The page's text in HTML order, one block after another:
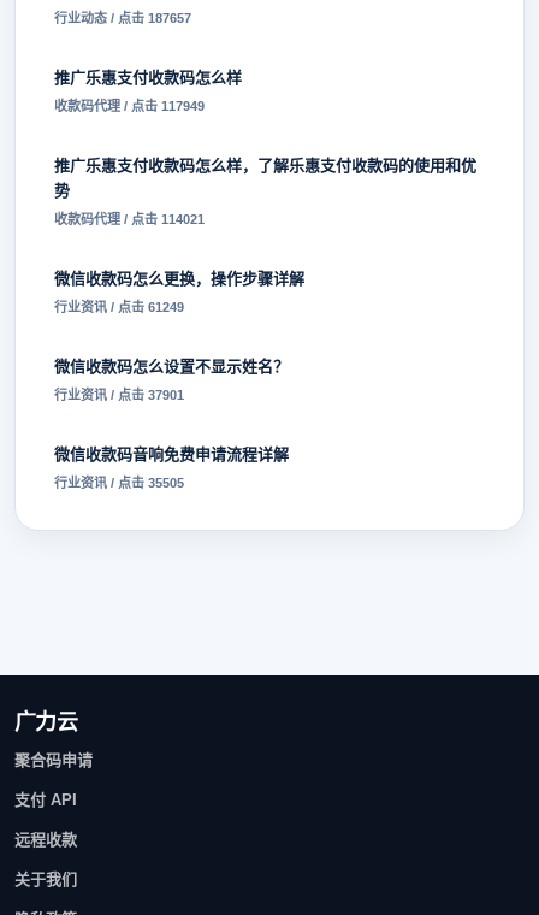
行业动态 / 点击 187657
推广乐惠支付收款码怎么样
收款码代理 / 点击 117949
推广乐惠支付收款码怎么样，了解乐惠支付收款码的使用和优
势
收款码代理 / 点击 114021
微信收款码怎么更换，操作步骤详解
行业资讯 / 点击 61249
微信收款码怎么设置不显示姓名？
行业资讯 / 点击 37901
微信收款码音响免费申请流程详解
行业资讯 / 点击 35505
广力云
聚合码申请
支付 API
远程收款
关于我们